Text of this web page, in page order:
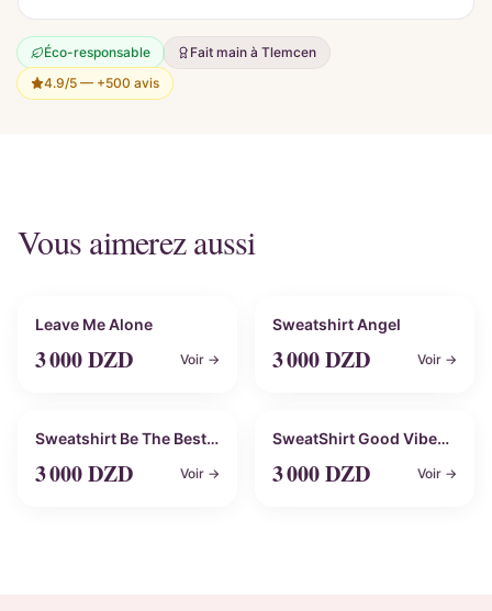
Éco-responsable
Fait main à Tlemcen
4.9/5 — +500 avis
Vous aimerez aussi
Personnalisable
Leave Me Alone
3 000DZD Voir →
Personnalisable
Sweatshirt Angel
3 000DZD Voir →
Personnalisable
Sweatshirt Be The Best
3 000DZD Voir →
Personnalisable
SweatShirt Good Vibes
3 000DZD Voir →